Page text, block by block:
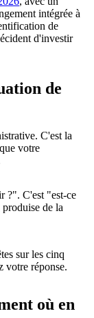
intégrée à
de
d'investir
de
C'est la
votre
?". C'est "est-ce
de la
sur les cinq
votre réponse.
où en